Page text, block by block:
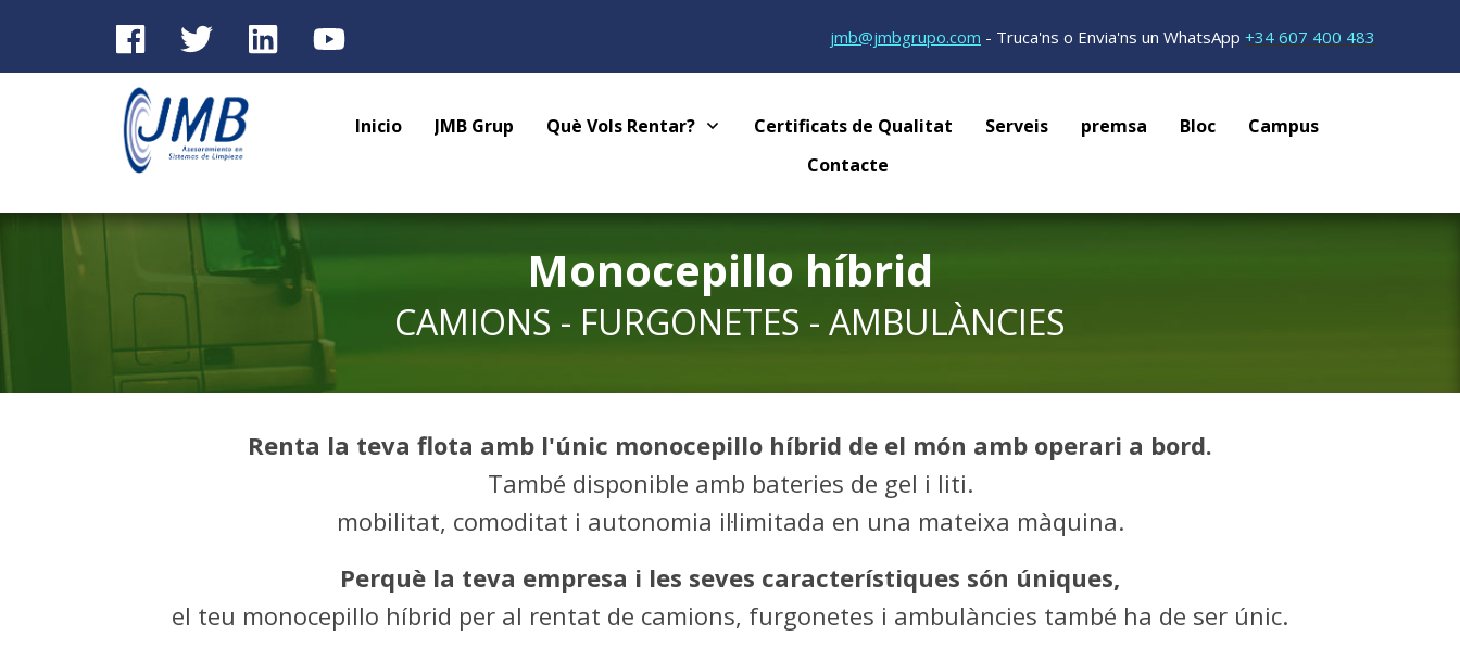
jmb@jmbgrupo.com - Truca'ns o Envia'ns un WhatsApp +34 607 400 483
Inicio JMB Grup Què Vols Rentar? Certificats de Qualitat Serveis premsa Bloc
Campus
Contacte
Monocepillo híbrid
CAMIONS - FURGONETES - AMBULÀNCIES
Renta la teva flota amb l'únic monocepillo híbrid de el món amb operari a bord.
També disponible amb bateries de gel i liti.
mobilitat, comoditat i autonomia il·limitada en una mateixa màquina.
Perquè la teva empresa i les seves característiques són úniques,
el teu monocepillo híbrid per al rentat de camions, furgonetes i ambulàncies també ha de ser únic.